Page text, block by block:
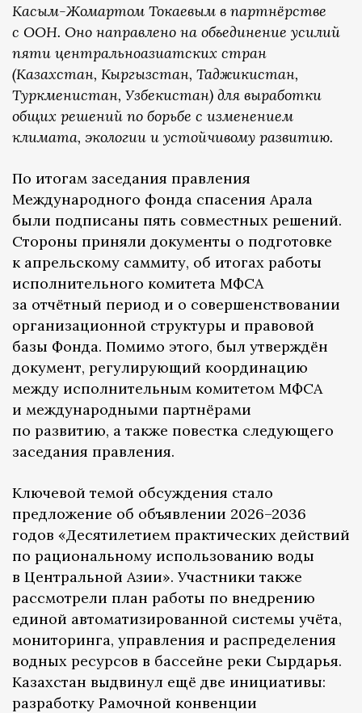
Касым-Жомартом Токаевым в партнёрстве
с ООН. Оно направлено на объединение усилий
пяти центральноазиатских стран
(Казахстан, Кыргызстан, Таджикистан,
Туркменистан, Узбекистан) для выработки
общих решений по борьбе с изменением
климата, экологии и устойчивому развитию.
По итогам заседания правления
Международного фонда спасения Арала
были подписаны пять совместных решений.
Стороны приняли документы о подготовке
к апрельскому саммиту, об итогах работы
исполнительного комитета МФСА
за отчётный период и о совершенствовании
организационной структуры и правовой
базы Фонда. Помимо этого, был утверждён
документ, регулирующий координацию
между исполнительным комитетом МФСА
и международными партнёрами
по развитию, а также повестка следующего
заседания правления.
Ключевой темой обсуждения стало
предложение об объявлении 2026–2036
годов «Десятилетием практических действий
по рациональному использованию воды
в Центральной Азии». Участники также
рассмотрели план работы по внедрению
единой автоматизированной системы учёта,
мониторинга, управления и распределения
водных ресурсов в бассейне реки Сырдарья.
Казахстан выдвинул ещё две инициативы:
разработку Рамочной конвенции